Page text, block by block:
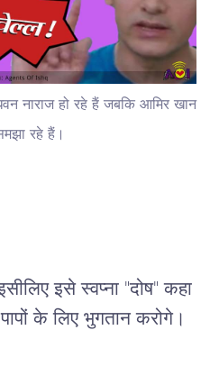
नाराज हो रहे हैं जबकि आमिर खान
रहे हैं।
इसे स्वप्ना "दोष" कहा
के लिए भुगतान करोगे।